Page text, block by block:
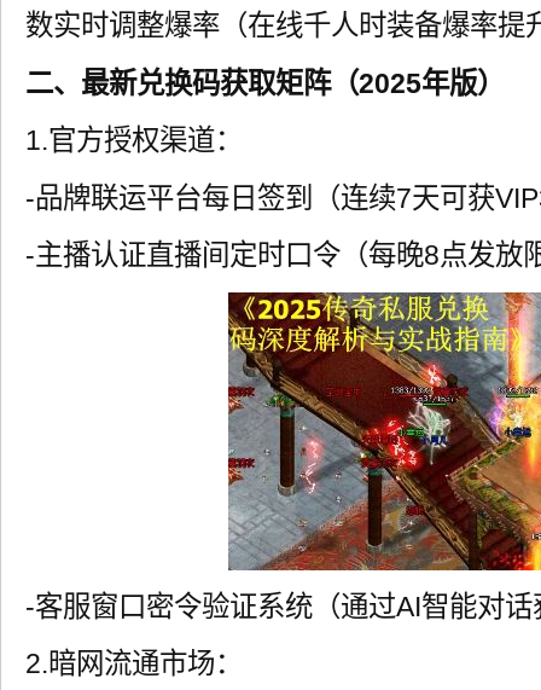
数实时调整爆率（在线千人时装备爆率提
二、最新兑换码获取矩阵（2025年版）
1.官方授权渠道：
-品牌联运平台每日签到（连续7天可获
-主播认证直播间定时口令（每晚8点发放
-客服窗口密令验证系统（通过AI智能对
2.暗网流通市场：